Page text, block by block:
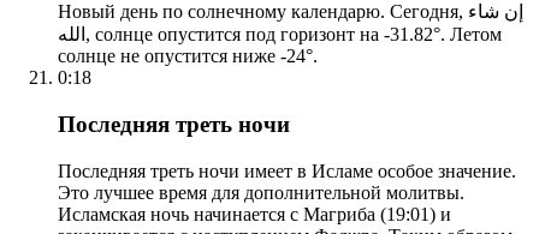
Новый день по солнечному календарю. Сегодня, إن شاء
الله, солнце опустится под горизонт на -31.82°. Летом
солнце не опустится ниже -24°.
0:18
Последняя треть ночи
Последняя треть ночи имеет в Исламе особое значение.
Это лучшее время для дополнительной молитвы.
Исламская ночь начинается с Магриба (19:01) и